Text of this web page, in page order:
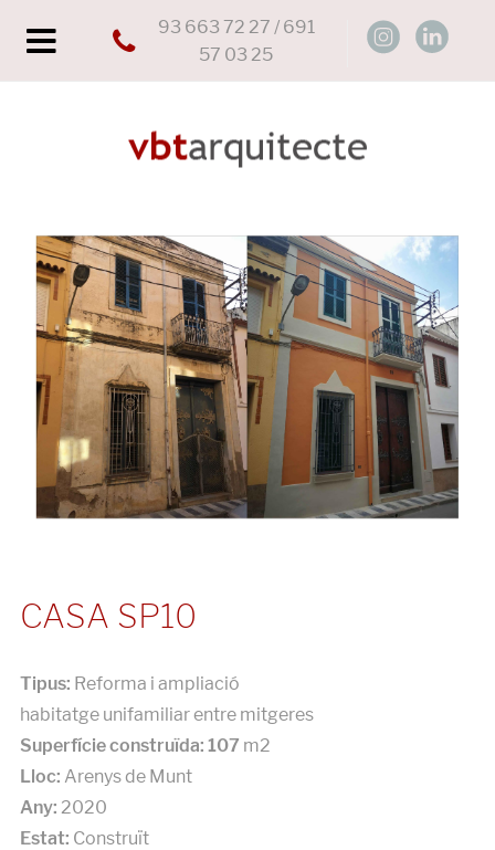
93 663 72 27 / 691
57 03 25
CASA SP10
Tipus: Reforma i ampliació
habitatge unifamiliar entre mitgeres
Superfície construïda: 107 m2
Lloc: Arenys de Munt
Any: 2020
Estat: Construït